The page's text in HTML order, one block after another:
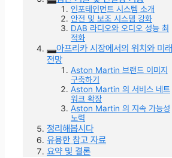
인포테인먼트 시스템 소개
안전 및 보조 시스템 강화
DAB 라디오와 오디오 성능 최
적화
아프리카 시장에서의 위치와 미래
전망
Aston Martin 브랜드 이미지
구축하기
Aston Martin 의 서비스 네트
워크 확장
Aston Martin 의 지속 가능성
노력
정리해봅시다
유용한 참고 자료
요약 및 결론